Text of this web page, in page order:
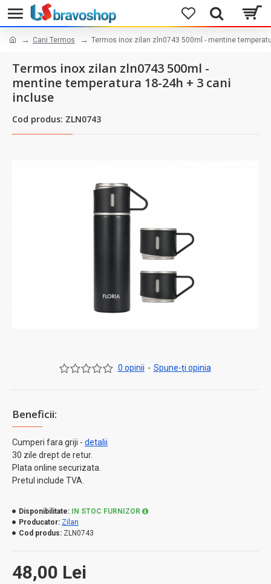
Cani Termos Termos inox zilan zln0743 500ml - mentine
Termos inox zilan zln0743 500ml -
mentine temperatura 18-24h + 3 cani
incluse
Cod produs: ZLN0743
Beneficii:
Cumperi fara griji - detalii
30 zile drept de retur.
Plata online securizata.
Pretul include TVA.
0 opinii - Spune-ţi opinia
48,00 Lei
Disponibilitate:
IN STOC FURNIZOR
Producator: Zilan
Cod produs: ZLN0743